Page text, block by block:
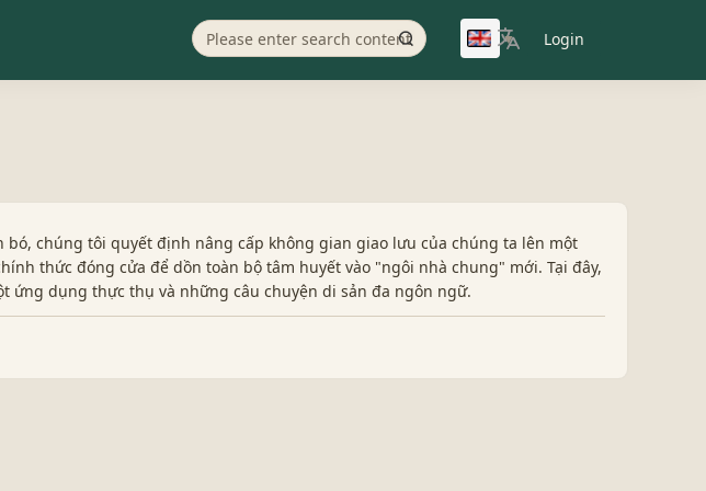
▼ Login
chúng tôi quyết định nâng cấp không gian giao lưu của chúng ta lên một
thức đóng cửa để dồn toàn bộ tâm huyết vào "ngôi nhà chung" mới. Tại đây,
ứng dụng thực thụ và những câu chuyện di sản đa ngôn ngữ.